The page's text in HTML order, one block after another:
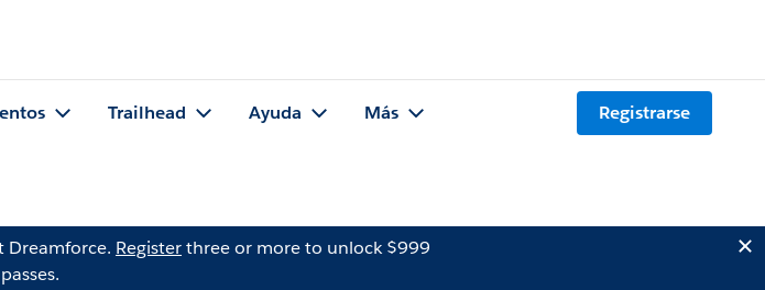
Trailhead Ayuda Más Registrarse
Dreamforce. Registerthree or more to unlock $999
passes.